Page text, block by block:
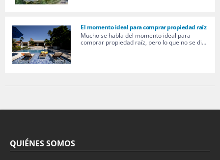
El momento ideal para comprar propiedad raíz
Mucho se habla del momento ideal para
comprar propiedad raíz, pero lo que no se di…
QUIÉNES SOMOS